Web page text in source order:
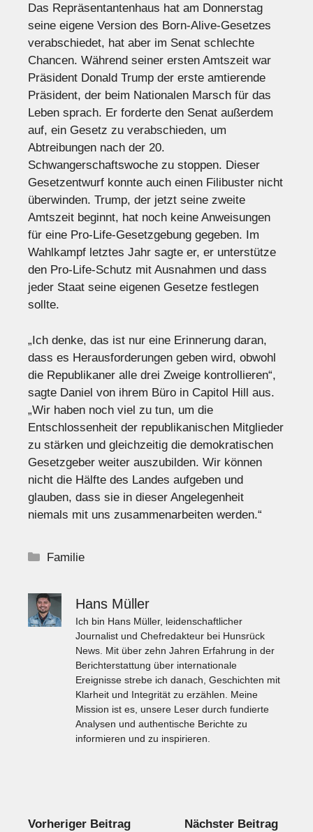
Das Repräsentantenhaus hat am Donnerstag
seine eigene Version des Born-Alive-Gesetzes
verabschiedet, hat aber im Senat schlechte
Chancen. Während seiner ersten Amtszeit war
Präsident Donald Trump der erste amtierende
Präsident, der beim Nationalen Marsch für das
Leben sprach. Er forderte den Senat außerdem
auf, ein Gesetz zu verabschieden, um
Abtreibungen nach der 20.
Schwangerschaftswoche zu stoppen. Dieser
Gesetzentwurf konnte auch einen Filibuster nicht
überwinden. Trump, der jetzt seine zweite
Amtszeit beginnt, hat noch keine Anweisungen
für eine Pro-Life-Gesetzgebung gegeben. Im
Wahlkampf letztes Jahr sagte er, er unterstütze
den Pro-Life-Schutz mit Ausnahmen und dass
jeder Staat seine eigenen Gesetze festlegen
sollte.
„Ich denke, das ist nur eine Erinnerung daran,
dass es Herausforderungen geben wird, obwohl
die Republikaner alle drei Zweige kontrollieren“,
sagte Daniel von ihrem Büro in Capitol Hill aus.
„Wir haben noch viel zu tun, um die
Entschlossenheit der republikanischen Mitglieder
zu stärken und gleichzeitig die demokratischen
Gesetzgeber weiter auszubilden. Wir können
nicht die Hälfte des Landes aufgeben und
glauben, dass sie in dieser Angelegenheit
niemals mit uns zusammenarbeiten werden.“
Kategorien
Familie
Hans Müller
Ich bin Hans Müller, leidenschaftlicher
Journalist und Chefredakteur bei Hunsrück
News. Mit über zehn Jahren Erfahrung in der
Berichterstattung über internationale
Ereignisse strebe ich danach, Geschichten mit
Klarheit und Integrität zu erzählen. Meine
Mission ist es, unsere Leser durch fundierte
Analysen und authentische Berichte zu
informieren und zu inspirieren.
Vorheriger Beitrag Nächster Beitrag